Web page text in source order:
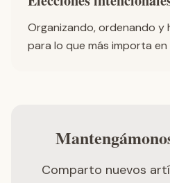
Organizando, ordenando y
para lo que más importa
Comparto nuevos